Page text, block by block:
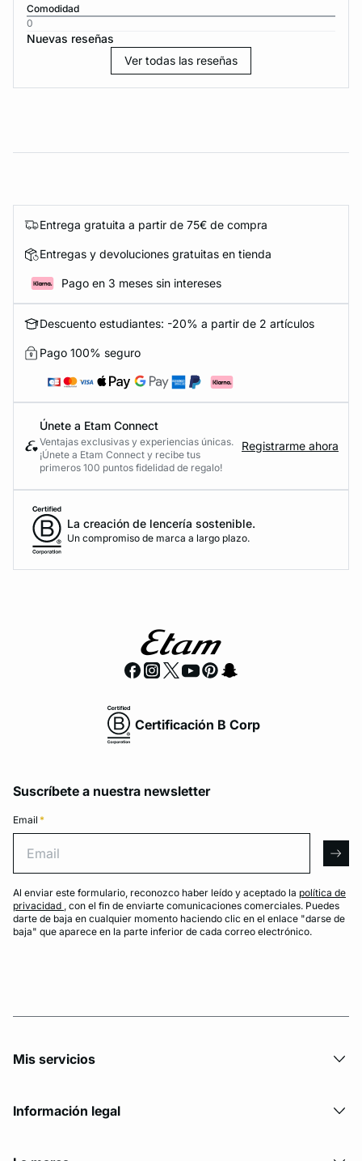
Comodidad
0
Nuevas reseñas
Ver todas las reseñas
Entrega gratuita a partir de 75€ de compra
Entregas y devoluciones gratuitas en tienda
Pago en 3 meses sin intereses
Descuento estudiantes: -20% a partir de 2 artículos
Pago 100% seguro
Únete a Etam Connect
Ventajas exclusivas y experiencias únicas.
¡Únete a Etam Connect y recibe tus
primeros 100 puntos fidelidad de regalo!
Registrarme ahora
La creación de lencería sostenible.
Un compromiso de marca a largo plazo.
Certificación B Corp
Suscríbete a nuestra newsletter
Email *
Al enviar este formulario, reconozco haber leído y aceptado la política de
privacidad , con el fin de enviarte comunicaciones comerciales. Puedes
darte de baja en cualquier momento haciendo clic en el enlace "darse de
baja" que aparece en la parte inferior de cada correo electrónico.
Mis servicios
Información legal